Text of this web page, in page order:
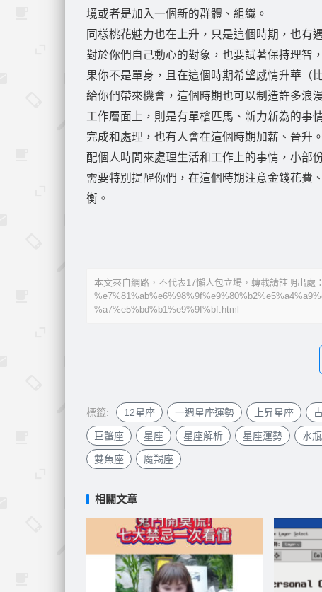
境或者是加入一個新的群體、組織。
同樣桃花魅力也在上升，只是這個時期，也有
對於你們自己動心的對象，也要試著保持理智
果你不是單身，且在這個時期希望感情升華
給你們帶來機會，這個時期也可以制造許多浪
工作層面上，則是有單槍匹馬、新力新為的事
完成和處理，也有人會在這個時期加薪、晉升
配個人時間來處理生活和工作上的事情，小部
需要特別提醒你們，在這個時期注意金錢花費
衡。
本文來自網路，不代表17懶人包立場，轉載請註明出
%a7%e5%bd%b1%e9%9f%bf.html
標籤: 12星座 一週星座運勢 上昇星座
巨蟹座 星座 星座解析 星座運勢 水
雙魚座 魔羯座
相關文章